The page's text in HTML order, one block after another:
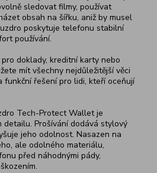
sledovat filmy, používat
obsah na šířku, aniž by musel
poskytuje telefonu stabilní
používání.
doklady, kreditní karty nebo
mít všechny nejdůležitější věci
funkční řešení pro lidi, kteří oceňují
Tech-Protect Wallet je
detailu. Prošívání dodává stylový
jeho odolnost. Nasazen na
​​ale odolného materiálu,
před náhodnými pády,